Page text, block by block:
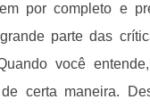
por completo e
parte das
você
certa maneira.